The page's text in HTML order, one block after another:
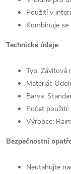
Použití v
Kombinuje
Technické údaje:
Typ: Závitová
Materiál:
Barva:
Počet
Výrobce:
Bezpečnostní
Neutahujte